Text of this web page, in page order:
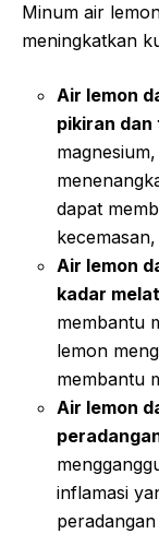
Minum air
meningkatkan
Air lemon
pikiran dan
dapat
Air lemon
kadar
membantu
lemon
membantu
Air lemon
inflamasi